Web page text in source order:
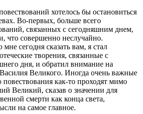
хотелось бы остановиться
Во-первых, больше всего
связанных с сегодняшним днем,
что совершенно неслучайно.
сегодня сказать вам, я стал
творения, связанные с
дня, и обратил внимание на
Великого. Иногда очень важные
повествования как-то проходят мимо
Великий, сказав о значении для
смерти как конца света,
на самое главное.